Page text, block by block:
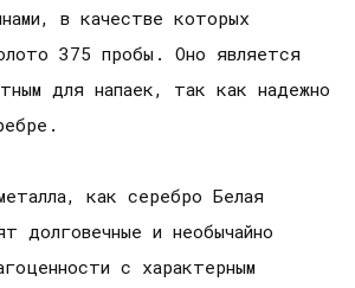
в качестве которых
375 пробы. Оно является
для напаек, так как надежно
как серебро Белая
долговечные и необычайно
с характерным